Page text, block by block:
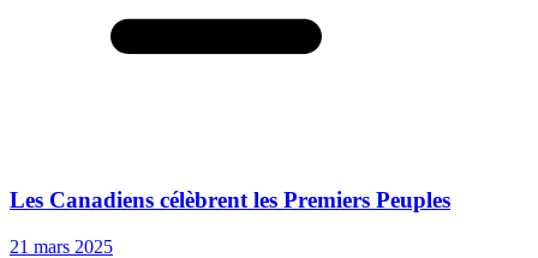
Les Canadiens célèbrent les Premiers Peuples
21 mars 2025